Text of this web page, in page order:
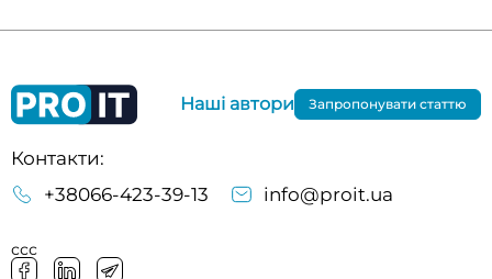
Контакти:
+38066-423-39-13
info@proit.ua
ссс
Наші автори Запропонувати статтю